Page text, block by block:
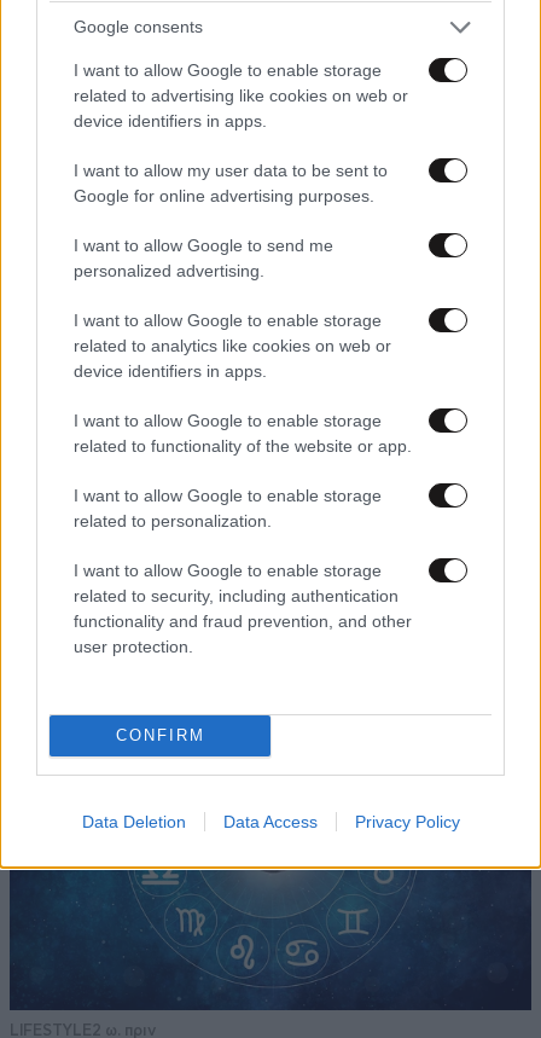
Google consents
I want to allow Google to enable storage
related to advertising like cookies on web or
device identifiers in apps.
I want to allow my user data to be sent to
Google for online advertising purposes.
I want to allow Google to send me
personalized advertising.
I want to allow Google to enable storage
related to analytics like cookies on web or
device identifiers in apps.
I want to allow Google to enable storage
related to functionality of the website or app.
I want to allow Google to enable storage
related to personalization.
I want to allow Google to enable storage
related to security, including authentication
functionality and fraud prevention, and other
user protection.
CONFIRM
Data Deletion Data Access Privacy Policy
Kao 02·06·2026 17:58
ΑΦΟΥ ΕΛΕΥΘΕΡΟΙ ΘΑ ΕΙΑΝΙ ΟΛΟΙ... ΤΙ ΜΑΣ
ΔΟΥΛΕΥΕΤΕ ???
Απαντήστε
μην κουράζεσαι, μαράκι
αφού ξέρουμε : ελεύθερα με εμφάνιση στο Τμήμα ! 🤣
Απαντήστε
TRENDING
LIFESTYLE 2 ω. πριν